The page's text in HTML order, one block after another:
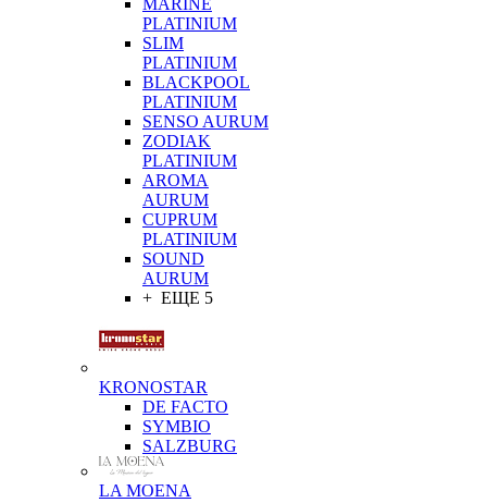
MARINE
PLATINIUM
SLIM
PLATINIUM
BLACKPOOL
PLATINIUM
SENSO AURUM
ZODIAK
PLATINIUM
AROMA
AURUM
CUPRUM
PLATINIUM
SOUND
AURUM
+ ЕЩЕ 5
KRONOSTAR
DE FACTO
SYMBIO
SALZBURG
LA MOENA